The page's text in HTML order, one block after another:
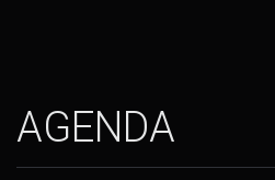
AGENDA